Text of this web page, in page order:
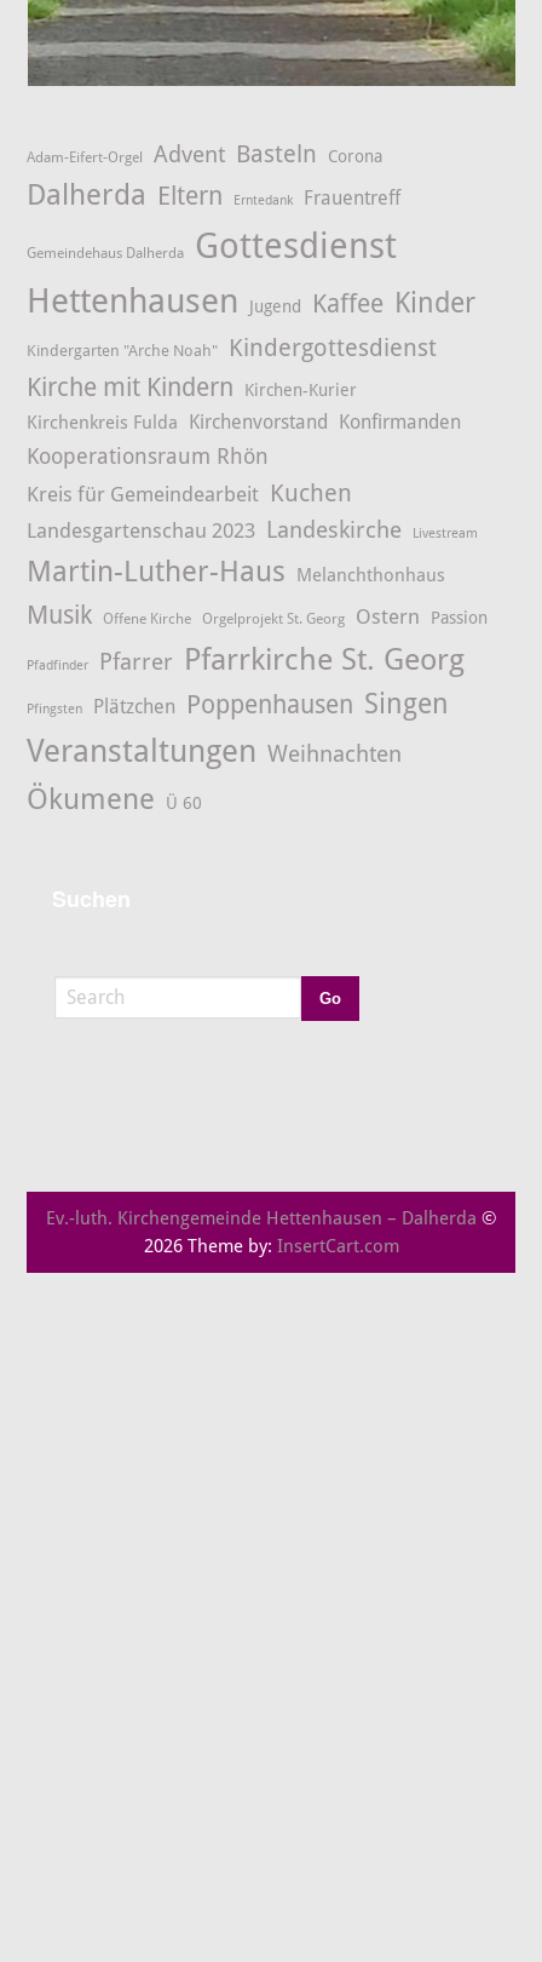
Adam-Eifert-Orgel Advent Basteln Corona
Dalherda Eltern Erntedank Frauentreff
Gemeindehaus Dalherda Gottesdienst
Hettenhausen Jugend Kaffee Kinder
Kindergarten "Arche Noah" Kindergottesdienst
Kirche mit Kindern Kirchen-Kurier
Kirchenkreis Fulda Kirchenvorstand Konfirmanden
Kooperationsraum Rhön
Kreis für Gemeindearbeit Kuchen
Landesgartenschau 2023 Landeskirche Livestream
Martin-Luther-Haus Melanchthonhaus
Musik Offene Kirche Orgelprojekt St. Georg Ostern Passion
Pfadfinder Pfarrer Pfarrkirche St. Georg
Pfingsten Plätzchen Poppenhausen Singen
Veranstaltungen Weihnachten
Ökumene Ü 60
Ev.-luth. Kirchengemeinde Hettenhausen – Dalherda ©
2026 Theme by: InsertCart.com